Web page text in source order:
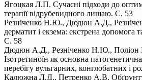
Ягоцкая Л.П. Сучасні підходи до
терапії відрубевидного лишаю. С. 53
Резніченко Н.Ю., Дюдюн А.Д.,
дерматит і екзема: екстрена допомога
С. 58
Дюдюн А.Д., Резніченко Н.Ю.,
Ізотретиноїн як основна
перебігу вульгарних, конглобатних і
Калюжна Л.Д., Петренко А.В.